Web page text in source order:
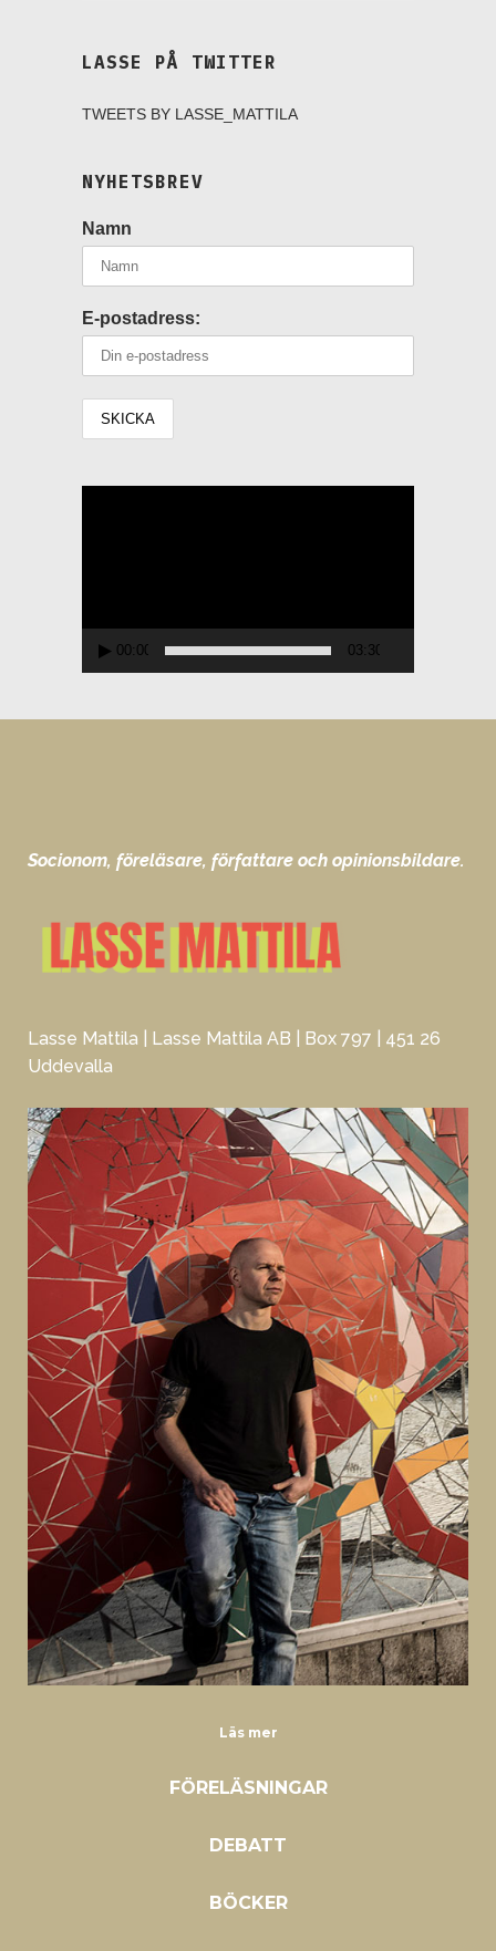
LASSE PÅ TWITTER
TWEETS BY LASSE_MATTILA
NYHETSBREV
Namn
E-postadress:
00:00 03:30
Socionom, föreläsare, författare och opinionsbildare.
Lasse Mattila | Lasse Mattila AB | Box 797 | 451 26
Uddevalla
Läs mer
FÖRELÄSNINGAR
DEBATT
BÖCKER